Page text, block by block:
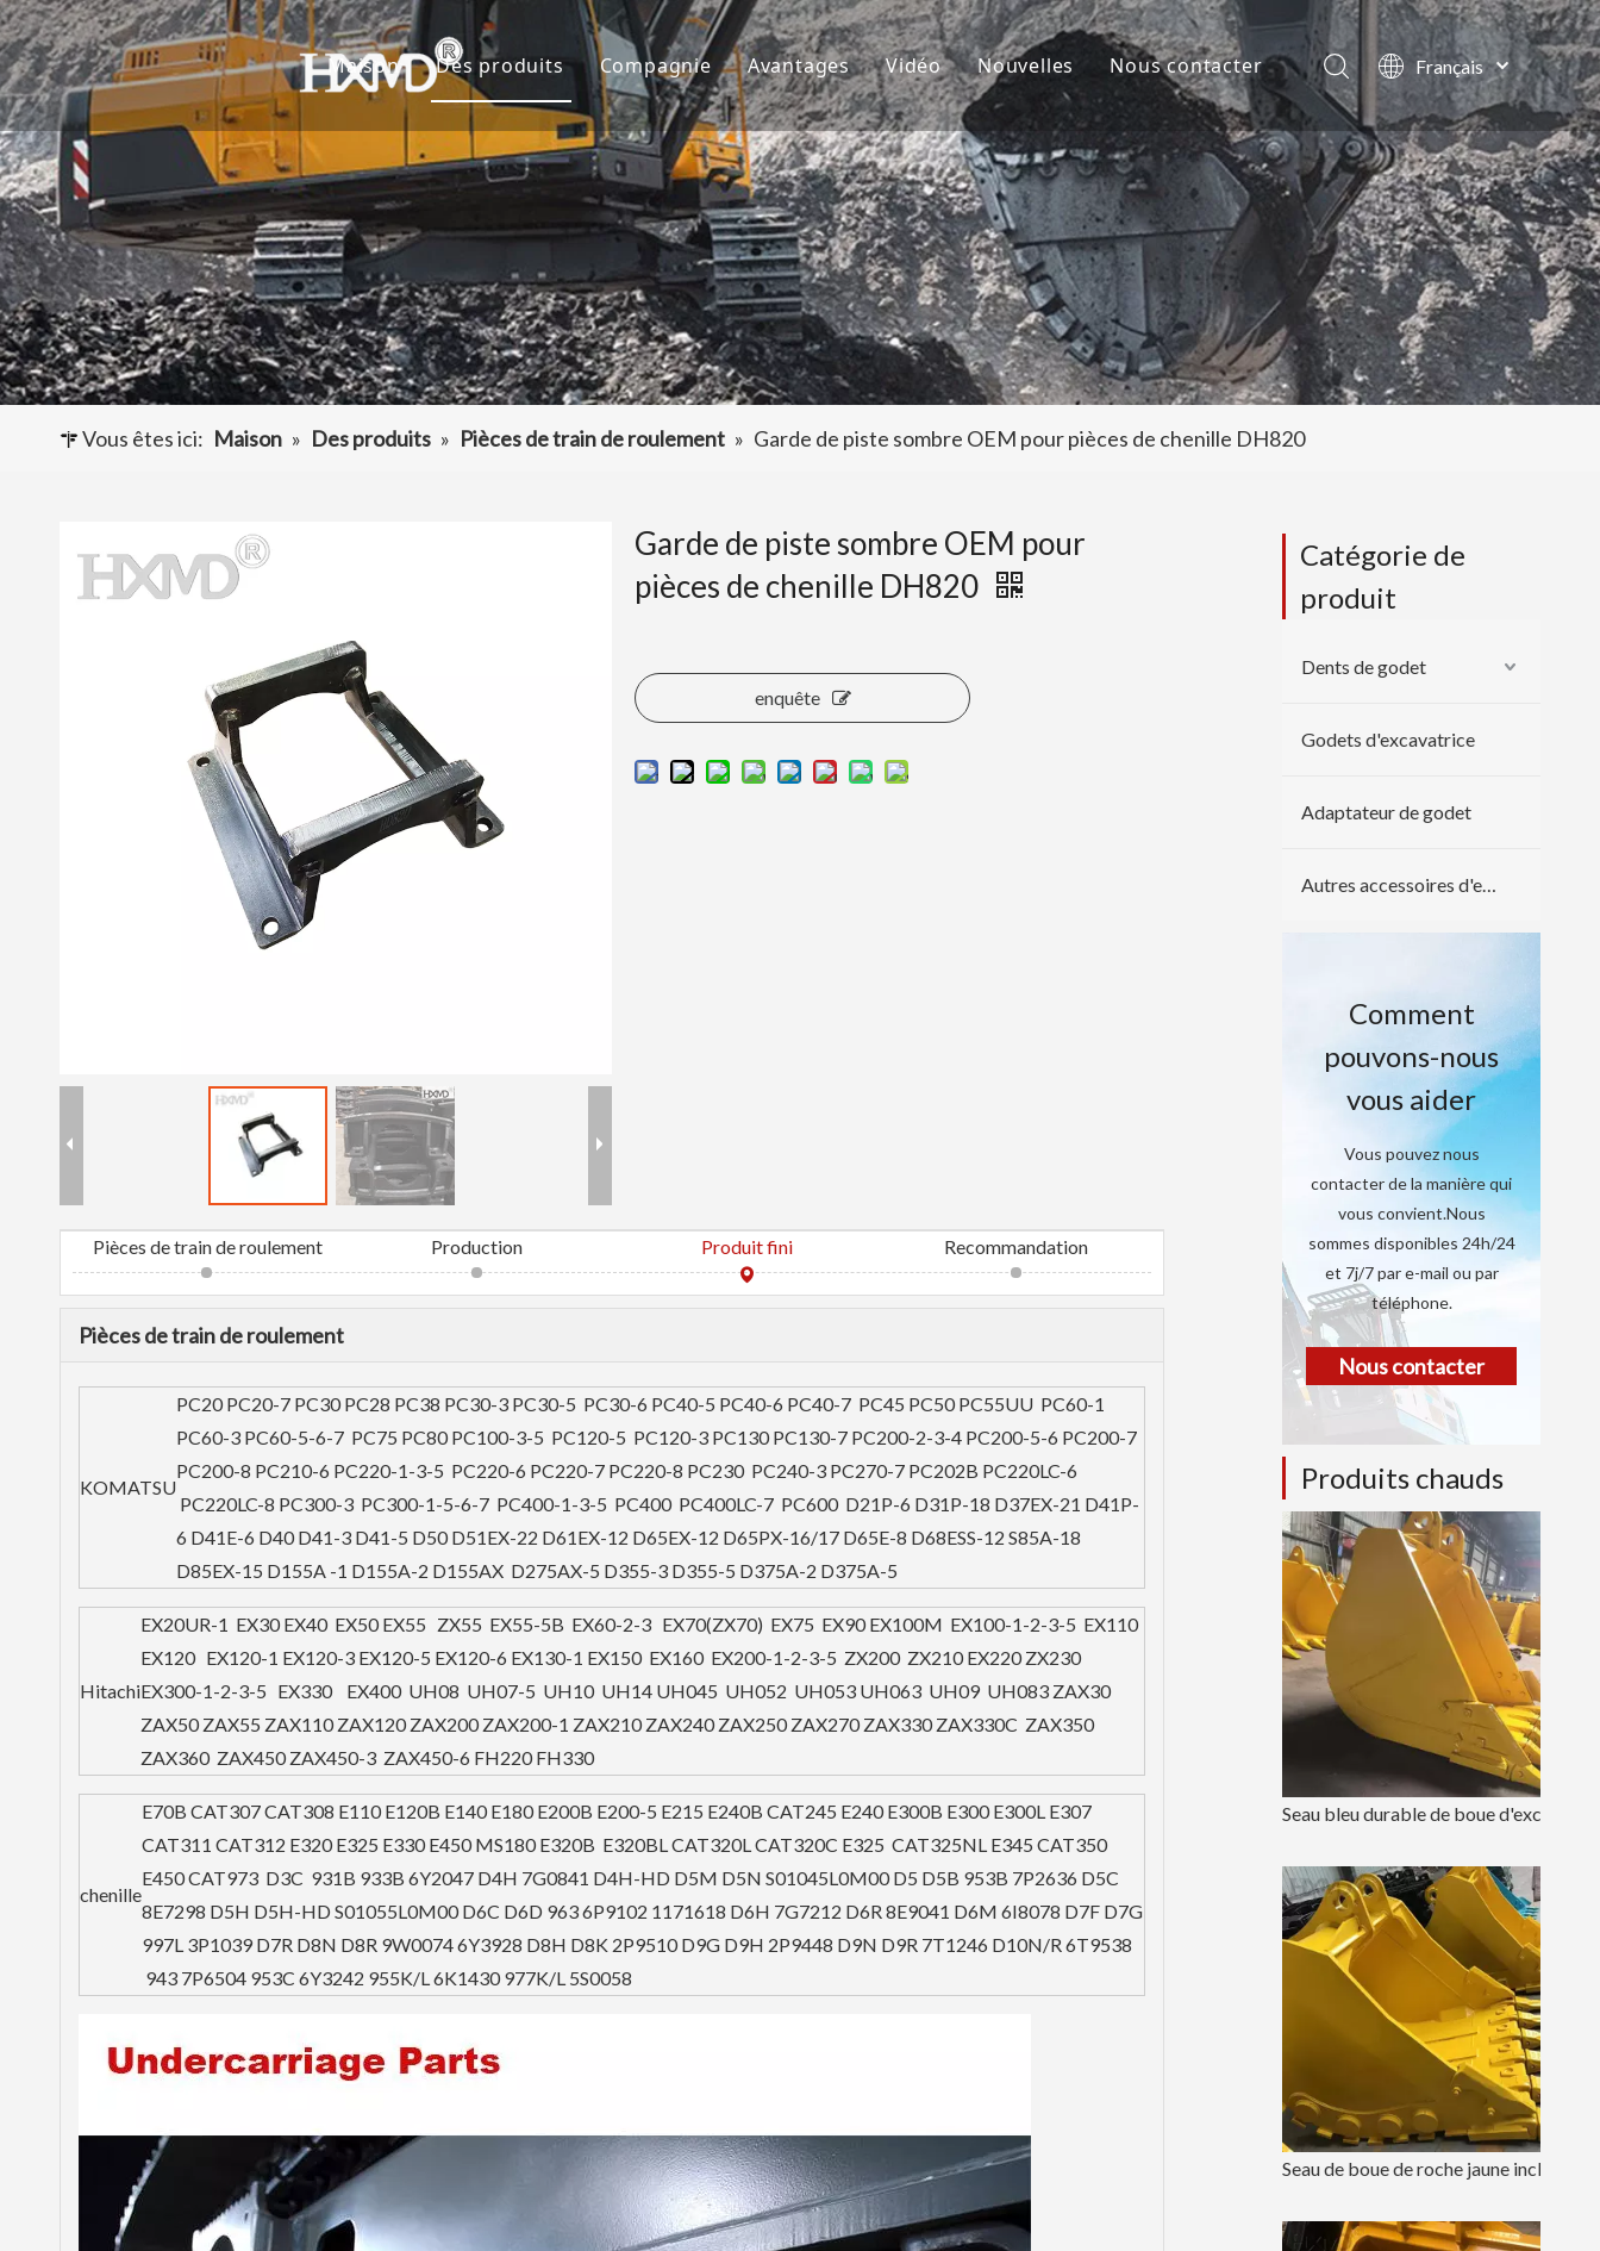
Maison Des produits
Dents de godet
Godet d'excavatrice
Adaptateur de dents de godet
Autres accessoires d'excavatrice
Compagnie
À propos de nous
Culture
FAQ
Avantages
R&D
Production
Service
Vidéo Nouvelles
Nouvelles de la société
Projets
Nous contacter
Français
English
العربية
Pусский
Español
Português
Vous êtes ici: Maison » Des produits » Pièces de train de roulement » Garde de piste sombre OEM pour pièces de chenille DH820
Garde de piste sombre OEM pour
pièces de chenille DH820
enquête
Pièces de train de roulement Production Produit fini Recommandation
Pièces de train de roulement
KOMATSU
PC20 PC20-7 PC30 PC28 PC38 PC30-3 PC30-5 PC30-6 PC40-5 PC40-6 PC40-7 PC45 PC50 PC55UU PC60-1
PC60-3 PC60-5-6-7 PC75 PC80 PC100-3-5 PC120-5 PC120-3 PC130 PC130-7 PC200-2-3-4 PC200-5-6 PC200-7
PC200-8 PC210-6 PC220-1-3-5 PC220-6 PC220-7 PC220-8 PC230 PC240-3 PC270-7 PC202B PC220LC-6
PC220LC-8 PC300-3 PC300-1-5-6-7 PC400-1-3-5 PC400 PC400LC-7 PC600 D21P-6 D31P-18 D37EX-21 D41P-
6 D41E-6 D40 D41-3 D41-5 D50 D51EX-22 D61EX-12 D65EX-12 D65PX-16/17 D65E-8 D68ESS-12 S85A-18
D85EX-15 D155A -1 D155A-2 D155AX D275AX-5 D355-3 D355-5 D375A-2 D375A-5
Hitachi
EX20UR-1 EX30 EX40 EX50 EX55 ZX55 EX55-5B EX60-2-3 EX70(ZX70) EX75 EX90 EX100M EX100-1-2-3-5 EX110
EX120 EX120-1 EX120-3 EX120-5 EX120-6 EX130-1 EX150 EX160 EX200-1-2-3-5 ZX200 ZX210 EX220 ZX230
EX300-1-2-3-5 EX330 EX400 UH08 UH07-5 UH10 UH14 UH045 UH052 UH053 UH063 UH09 UH083 ZAX30
ZAX50 ZAX55 ZAX110 ZAX120 ZAX200 ZAX200-1 ZAX210 ZAX240 ZAX250 ZAX270 ZAX330 ZAX330C ZAX350
ZAX360 ZAX450 ZAX450-3 ZAX450-6 FH220 FH330
chenille
E70B CAT307 CAT308 E110 E120B E140 E180 E200B E200-5 E215 E240B CAT245 E240 E300B E300 E300L E307
CAT311 CAT312 E320 E325 E330 E450 MS180 E320B E320BL CAT320L CAT320C E325 CAT325NL E345 CAT350
E450 CAT973 D3C 931B 933B 6Y2047 D4H 7G0841 D4H-HD D5M D5N S01045L0M00 D5 D5B 953B 7P2636 D5C
8E7298 D5H D5H-HD S01055L0M00 D6C D6D 963 6P9102 1171618 D6H 7G7212 D6R 8E9041 D6M 6I8078 D7F D7G
997L 3P1039 D7R D8N D8R 9W0074 6Y3928 D8H D8K 2P9510 D9G D9H 2P9448 D9N D9R 7T1246 D10N/R 6T9538
943 7P6504 953C 6Y3242 955K/L 6K1430 977K/L 5S0058
Catégorie de
produit
Dents de godet
Godets d'excavatrice
Adaptateur de godet
Autres accessoires d'excavatrice
Comment
pouvons-nous
vous aider
Vous pouvez nous
contacter de la manière qui
vous convient.Nous
sommes disponibles 24h/24
et 7j/7 par e-mail ou par
téléphone.
Nous contacter
Produits chauds